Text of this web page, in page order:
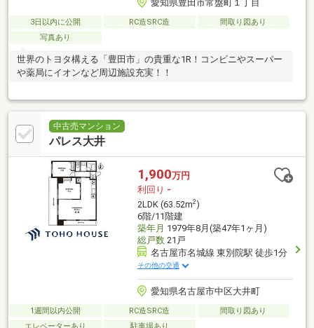
愛知県豊田市常盤町１丁目
3日以内に公開 RC造SRC造
間取り図あり
写真あり
世界のトヨタ構える「豊田市」の貴重な1R！コンビニやスーパー
や薬局にイオンなど周辺施設充実！！
中古売マンション
パレス大井
1,900万円
利回り -
2LDK (63.52m2)
6階/11階建
築年月 1979年8月(築47年1ヶ月)
総戸数21戸
名古屋市名城線 東別院駅 徒歩1分
その他の交通
愛知県名古屋市中区大井町
1週間以内公開 RC造SRC造
間取り図あり